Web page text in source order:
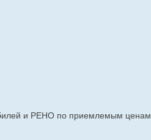
и РЕНО по приемлемым ценам